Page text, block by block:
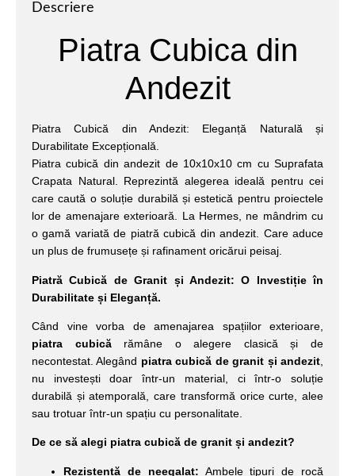
Descriere
Piatra Cubica din
Andezit
Piatra Cubică din Andezit: Eleganță Naturală și
Durabilitate Excepțională.
Piatra cubică din andezit de 10x10x10 cm cu Suprafata
Crapata Natural. Reprezintă alegerea ideală pentru cei
care caută o soluție durabilă și estetică pentru proiectele
lor de amenajare exterioară. La Hermes, ne mândrim cu
o gamă variată de piatră cubică din andezit. Care aduce
un plus de frumusețe și rafinament oricărui peisaj.
Piatră Cubică de Granit și Andezit: O Investiție în
Durabilitate și Eleganță.
Când vine vorba de amenajarea spațiilor exterioare,
piatra cubicărămâne o alegere clasică și de
necontestat. Alegând piatra cubică de granit și andezit
nu investești doar într-un material, ci într-o soluție
durabilă și atemporală, care transformă orice curte, alee
sau trotuar într-un spațiu cu personalitate.
De ce să alegi piatra cubică de granit și andezit?
Rezistență de neegalat: Ambele tipuri de rocă